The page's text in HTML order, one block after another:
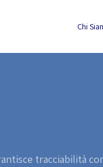
Chi
tracciabilità